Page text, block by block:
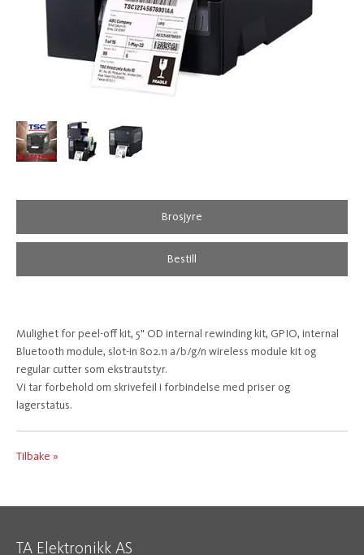
Brosjyre
Bestill
Mulighet for peel-off kit, 5" OD internal rewinding kit, GPIO, internal
Bluetooth module, slot-in 802.11 a/b/g/n wireless module kit og
regular cutter som ekstrautstyr.
Vi tar forbehold om skrivefeil i forbindelse med priser og
lagerstatus.
Tilbake »
TA Elektronikk AS